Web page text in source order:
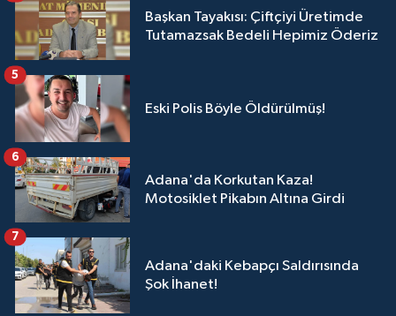
Başkan Tayakısı: Çiftçiyi Üretimde
Tutamazsak Bedeli Hepimiz Öderiz
Eski Polis Böyle Öldürülmüş!
5
Adana'da Korkutan Kaza!
Motosiklet Pikabın Altına Girdi
6
Adana'daki Kebapçı Saldırısında
Şok İhanet!
7